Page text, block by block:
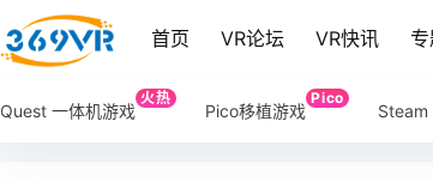
首页 VR论坛 VR快讯
Quest 一体机游戏
火热
Pico移植游戏
Pico
Steam